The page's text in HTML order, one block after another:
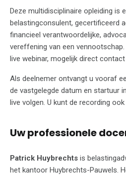
Deze multidisciplinaire opleiding is
belastingconsulent, gecertificeerd
financieel verantwoordelijke,
vereffening van een
live webinar, mogelijk direct
Als deelnemer ontvangt u vooraf
de vastgelegde datum en startuur
live volgen. U kunt de recording
Uw professionele
Patrick Huybrechts is
het kantoor Huybrechts-Pauwels.